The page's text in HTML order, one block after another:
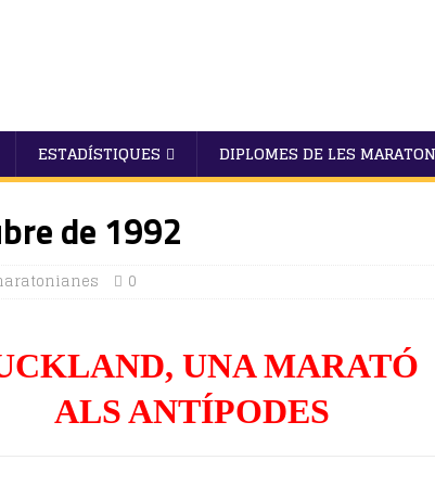
ESTADÍSTIQUES DIPLOMES DE LES
de 1992
0
UNA MARATÓ
ALS ANTÍPODES